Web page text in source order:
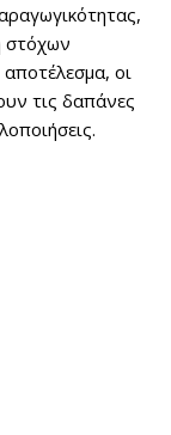
στόχων
οι
τις δαπάνες